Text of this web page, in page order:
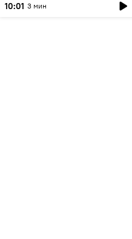
10:01 3 мин